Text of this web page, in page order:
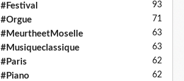
#Festival 93
#Orgue 71
#MeurtheetMoselle 63
#Musiqueclassique 63
#Paris 62
#Piano 62